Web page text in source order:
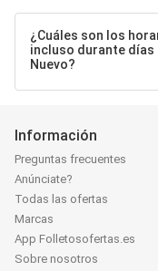
¿Cuáles son los
incluso durante días
Nuevo?
Información
Preguntas frecuentes
Anúnciate?
Todas las ofertas
Marcas
App Folletosofertas.es
Sobre nosotros